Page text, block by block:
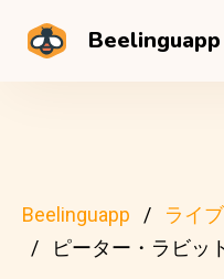
Beelinguapp
Beelinguapp ライ
ピーター・ラビッ